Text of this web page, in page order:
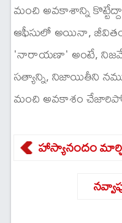
మంచి అవకాశాన్ని
ఆఫీసులో అయినా,
'నారాయణా' అంటే, నిజమే
సత్యాన్ని, నిజాయితీని
మంచి అవకాశం
హాస్యానందం